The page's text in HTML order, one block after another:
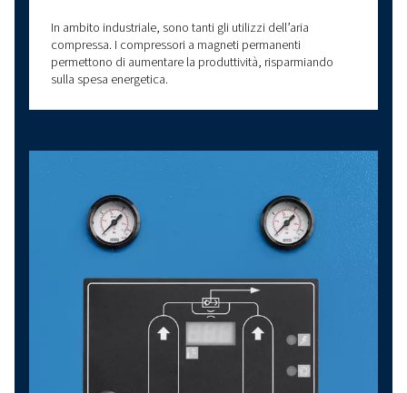
COMPRESSORI A PISTONE
NOZIONI DI BASE SULL'ARIA COMPRESSA